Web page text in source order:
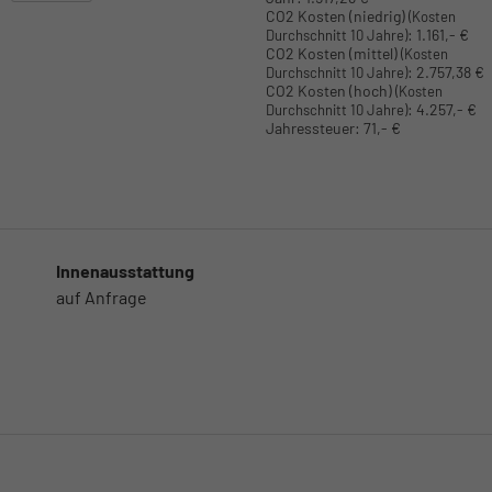
CO2 Kosten (niedrig)(Kosten
Durchschnitt 10 Jahre): 1.161,- €
CO2 Kosten (mittel)(Kosten
Durchschnitt 10 Jahre): 2.757,38 €
CO2 Kosten (hoch)(Kosten
Durchschnitt 10 Jahre): 4.257,- €
Jahressteuer: 71,- €
Innenausstattung
auf Anfrage